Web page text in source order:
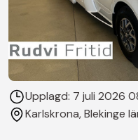
Upplagd: 7 juli 2026
Karlskrona, Blekinge